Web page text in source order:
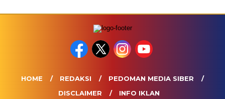
HOME REDAKSI
PEDOMAN MEDIA SIBER
DISCLAIMER
INFO IKLAN